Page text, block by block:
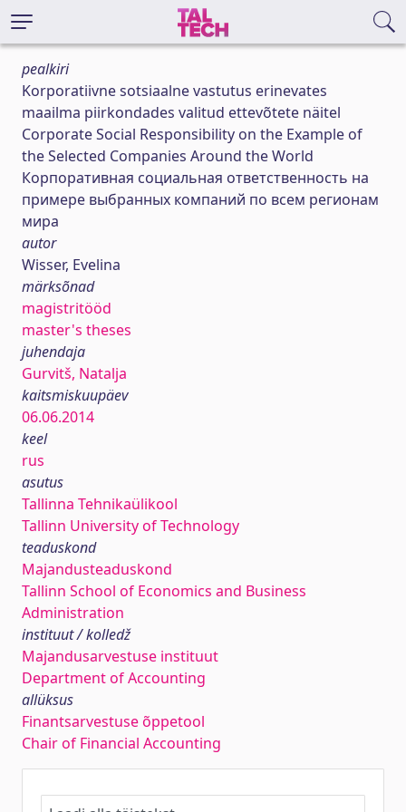
pealkiri
Korporatiivne sotsiaalne vastutus erinevates
maailma piirkondades valitud ettevõtete näitel
Corporate Social Responsibility on the Example of
the Selected Companies Around the World
Корпоративная социальная ответственность на
примере выбранных компаний по всем регионам
мира
autor
Wisser, Evelina
märksõnad
magistritööd
master's theses
juhendaja
Gurvitš, Natalja
kaitsmiskuupäev
06.06.2014
keel
rus
asutus
Tallinna Tehnikaülikool
Tallinn University of Technology
teaduskond
Majandusteaduskond
Tallinn School of Economics and Business
Administration
instituut / kolledž
Majandusarvestuse instituut
Department of Accounting
allüksus
Finantsarvestuse õppetool
Chair of Financial Accounting